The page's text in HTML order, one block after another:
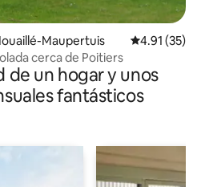
Maupertuis Calificación
4.91 (35)
cerca de Poitiers
de un hogar y unos
fantásticos